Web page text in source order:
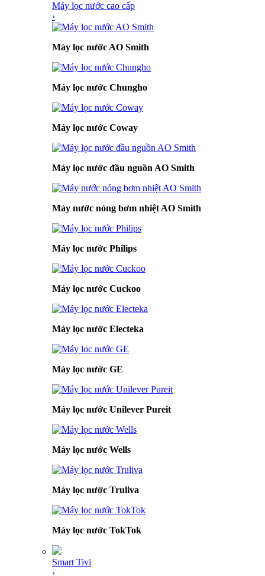
Máy lọc nước cao cấp
›
Máy lọc nước AO Smith
Máy lọc nước Chungho
Máy lọc nước Coway
Máy lọc nước đầu nguồn AO Smith
Máy nước nóng bơm nhiệt AO Smith
Máy lọc nước Philips
Máy lọc nước Cuckoo
Máy lọc nước Electeka
Máy lọc nước GE
Máy lọc nước Unilever Pureit
Máy lọc nước Wells
Máy lọc nước Truliva
Máy lọc nước TokTok
Smart Tivi
›